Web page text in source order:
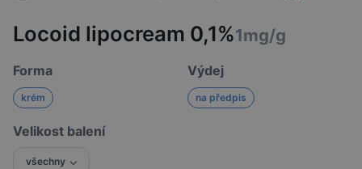
Locoid lipocream 0,1%1mg/g
Forma
krém
Výdej
na předpis
Velikost balení
všechny